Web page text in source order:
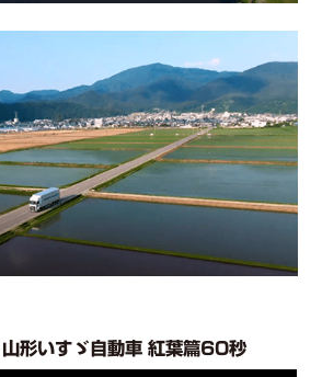
形いすゞ自動車 紅葉篇60秒